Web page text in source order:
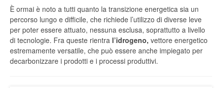
È ormai è noto a tutti quanto la transizione energetica sia un
percorso lungo e difficile, che richiede l’utilizzo di diverse leve
per poter essere attuato, nessuna esclusa, soprattutto a livello
di tecnologie. Fra queste rientra l’idrogeno, vettore energetico
estremamente versatile, che può essere anche impiegato per
decarbonizzare i prodotti e i processi produttivi.